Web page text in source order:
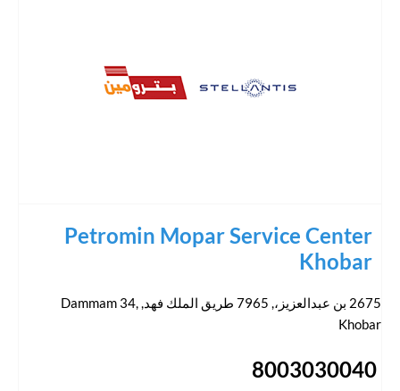
Petromin Mopar Service Center
Khobar
2675 بن عبدالعزيز،, 7965 طريق الملك فهد, Dammam 34
,
Khobar
8003030040